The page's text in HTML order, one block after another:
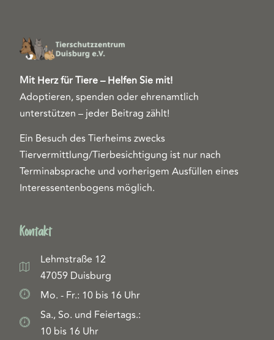
Mit Herz für Tiere – Helfen Sie mit!
Adoptieren, spenden oder ehrenamtlich
unterstützen – jeder Beitrag zählt!
Ein Besuch des Tierheims zwecks
Tiervermittlung/Tierbesichtigung ist nur nach
Terminabsprache und vorherigem Ausfüllen eines
Interessentenbogens möglich.
Kontakt
Lehmstraße 12
47059 Duisburg
Mo. - Fr.: 10 bis 16 Uhr
Sa., So. und Feiertags.:
10 bis 16 Uhr